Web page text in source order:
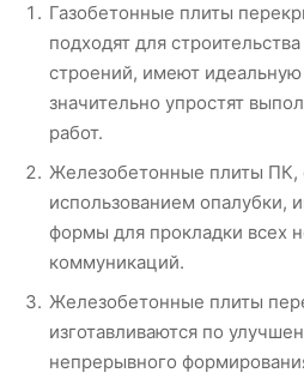
Газобетонные плиты
подходят для
строений, имеют
значительно упростят
работ.
Железобетонные плиты ПК,
использованием опалубки,
формы для прокладки всех
коммуникаций.
Железобетонные плиты
изготавливаются по
непрерывного